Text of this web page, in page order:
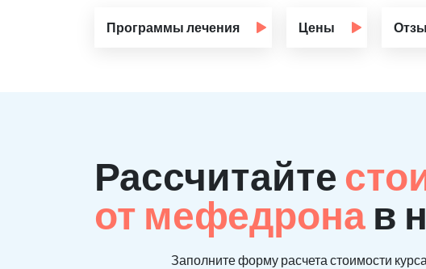
Программы лечения Цены
Рассчитайте
от мефедрона в
Заполните форму расчета стоимости